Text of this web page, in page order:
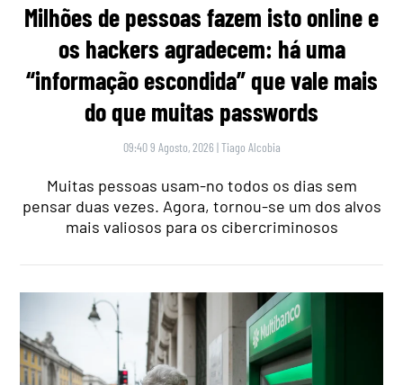
Milhões de pessoas fazem isto online e
os hackers agradecem: há uma
“informação escondida” que vale mais
do que muitas passwords
09:40 9 Agosto, 2026 |Tiago Alcobia
Muitas pessoas usam-no todos os dias sem
pensar duas vezes. Agora, tornou-se um dos alvos
mais valiosos para os cibercriminosos